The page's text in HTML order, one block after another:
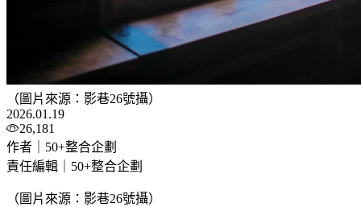
（圖片來源：影巷26號攝）
2026.01.19
26,181
作者｜50+整合企劃
責任編輯｜50+整合企劃
（圖片來源：影巷26號攝）